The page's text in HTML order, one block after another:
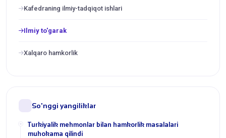
Kafedraning ilmiy-tadqiqot ishlari
Ilmiy to'garak
Xalqaro hamkorlik
So'nggi yangiliklar
Turkiyalik mehmonlar bilan hamkorlik masalalari
muhokama qilindi